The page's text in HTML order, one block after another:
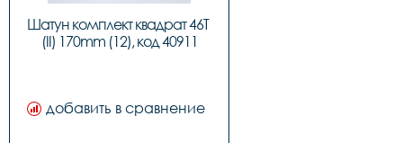
Шатун комплект квадрат 46T
(II) 170mm (12), код 40911
добавить в сравнение